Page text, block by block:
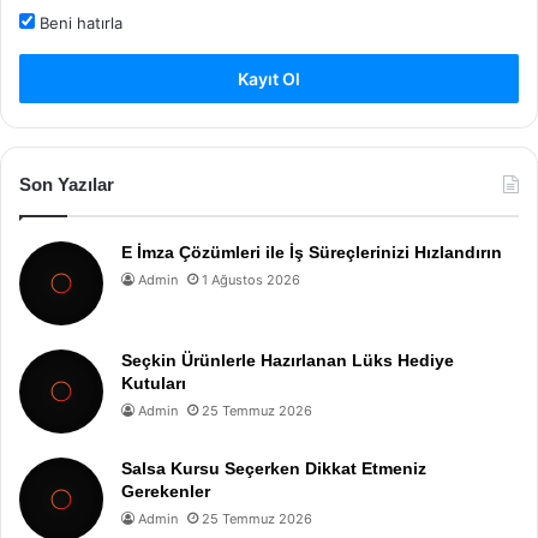
Beni hatırla
Kayıt Ol
Son Yazılar
E İmza Çözümleri ile İş Süreçlerinizi Hızlandırın
Admin 1 Ağustos 2026
Seçkin Ürünlerle Hazırlanan Lüks Hediye
Kutuları
Admin 25 Temmuz 2026
Salsa Kursu Seçerken Dikkat Etmeniz
Gerekenler
Admin 25 Temmuz 2026